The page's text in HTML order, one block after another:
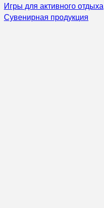
Игры для активного отдыха
Сувенирная продукция